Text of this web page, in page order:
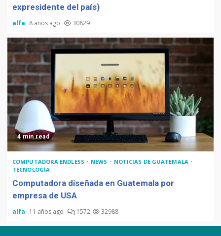
expresidente del país)
alfa 8 años ago 30829
4 min read
COMPUTADORA ENDLESS NEWS
NOTICIAS DE GUATEMALA
TECNOLOGÍA
Computadora diseñada en Guatemala por
empresa de USA
alfa 11 años ago 1572 32988